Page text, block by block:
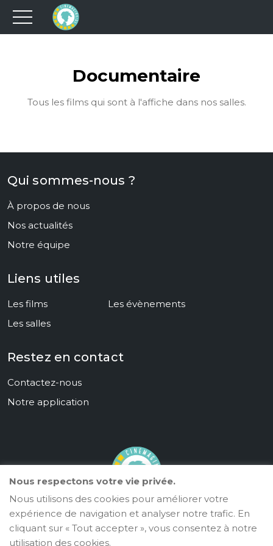
Documentaire
Tous les films qui sont à l'affiche dans nos salles.
Qui sommes-nous ?
À propos de nous
Nos actualités
Notre équipe
Liens utiles
Les films
Les salles
Les évènements
Restez en contact
Contactez-nous
Notre application
Cinémaginaire
©2024 . Tous droits réservés.
Nous respectons votre vie privée.
Nous utilisons des cookies pour améliorer votre
expérience de navigation et analyser notre trafic. En
cliquant sur « Tout accepter », vous consentez à notre
utilisation des cookies.